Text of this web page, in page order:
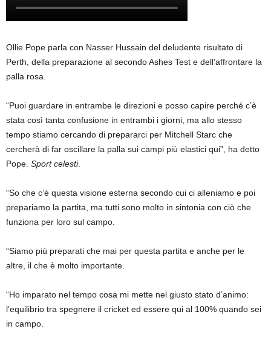
Ollie Pope parla con Nasser Hussain del deludente risultato di
Perth, della preparazione al secondo Ashes Test e dell’affrontare la
palla rosa.
“Puoi guardare in entrambe le direzioni e posso capire perché c’è
stata così tanta confusione in entrambi i giorni, ma allo stesso
tempo stiamo cercando di prepararci per Mitchell Starc che
cercherà di far oscillare la palla sui campi più elastici qui”, ha detto
Pope. Sport celesti.
“So che c’è questa visione esterna secondo cui ci alleniamo e poi
prepariamo la partita, ma tutti sono molto in sintonia con ciò che
funziona per loro sul campo.
“Siamo più preparati che mai per questa partita e anche per le
altre, il che è molto importante.
“Ho imparato nel tempo cosa mi mette nel giusto stato d’animo:
l’equilibrio tra spegnere il cricket ed essere qui al 100% quando sei
in campo.